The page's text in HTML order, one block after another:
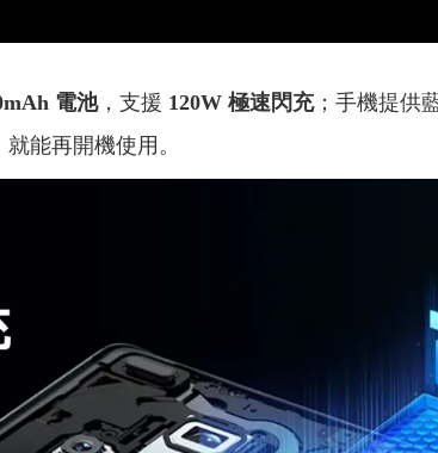
電池，支援 120W 極速閃充；手機提供
能再開機使用。